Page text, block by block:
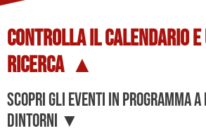
Controlla ilCALENDARIO
RICERCA ▲
Scopri gli eventi in programma a
dintorni ▼